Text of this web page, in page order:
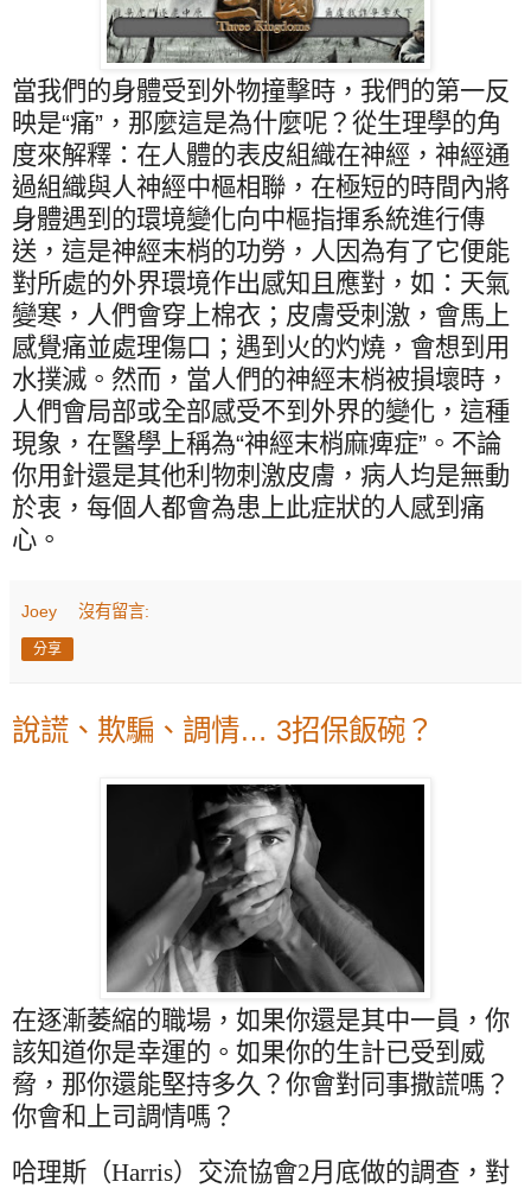
當我們的身體受到外物撞擊時，我們的第一反
映是“痛”，那麼這是為什麼呢？從生理學的角
度來解釋：在人體的表皮組織在神經，神經通
過組織與人神經中樞相聯，在極短的時間內將
身體遇到的環境變化向中樞指揮系統進行傳
送，這是神經末梢的功勞，人因為有了它便能
對所處的外界環境作出感知且應對，如：天氣
變寒，人們會穿上棉衣；皮膚受刺激，會馬上
感覺痛並處理傷口；遇到火的灼燒，會想到用
水撲滅。然而，當人們的神經末梢被損壞時，
人們會局部或全部感受不到外界的變化，這種
現象，在醫學上稱為“神經末梢麻痺症”。不論
你用針還是其他利物刺激皮膚，病人均是無動
於衷，每個人都會為患上此症狀的人感到痛
心。
Joey 沒有留言:
分享
說謊、欺騙、調情… 3招保飯碗？
在逐漸萎縮的職場，如果你還是其中一員，你
該知道你是幸運的。如果你的生計已受到威
脅，那你還能堅持多久？你會對同事撒謊嗎？
你會和上司調情嗎？
哈理斯（Harris）交流協會2月底做的調查，對